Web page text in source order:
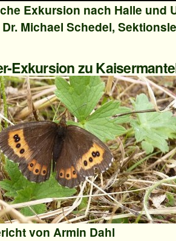
Exkursion nach Halle und
Michael Schedel,
Exkursion zu
von Armin Dahl